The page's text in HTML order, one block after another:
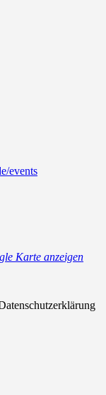
events
Karte anzeigen